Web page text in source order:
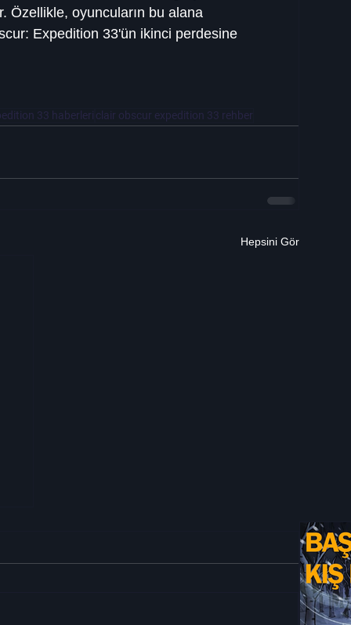
Özellikle, oyuncuların bu alana
Expedition 33'ün ikinci perdesine
33 haberleri clair obscur expedition 33 rehber
Hepsini Gör